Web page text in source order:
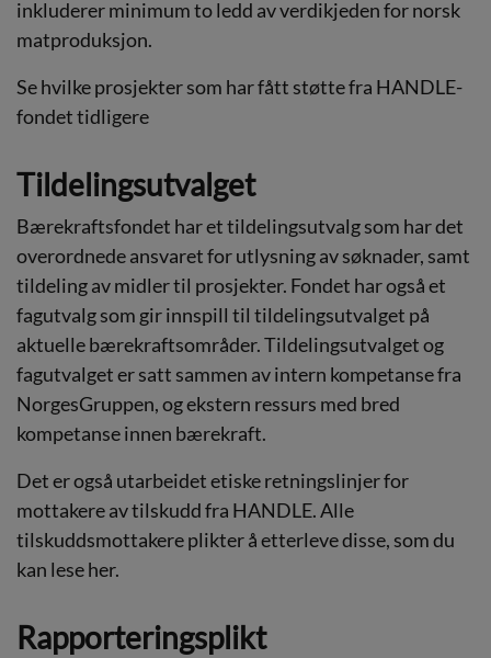
inkluderer minimum to ledd av verdikjeden for norsk
matproduksjon.
Se hvilke prosjekter som har fått støtte fra HANDLE-
fondet tidligere
Tildelingsutvalget
Bærekraftsfondet har et tildelingsutvalg som har det
overordnede ansvaret for utlysning av søknader, samt
tildeling av midler til prosjekter. Fondet har også et
fagutvalg som gir innspill til tildelingsutvalget på
aktuelle bærekraftsområder. Tildelingsutvalget og
fagutvalget er satt sammen av intern kompetanse fra
NorgesGruppen, og ekstern ressurs med bred
kompetanse innen bærekraft.
Det er også utarbeidet etiske retningslinjer for
mottakere av tilskudd fra HANDLE. Alle
tilskuddsmottakere plikter å etterleve disse, som du
kan lese her.
Rapporteringsplikt